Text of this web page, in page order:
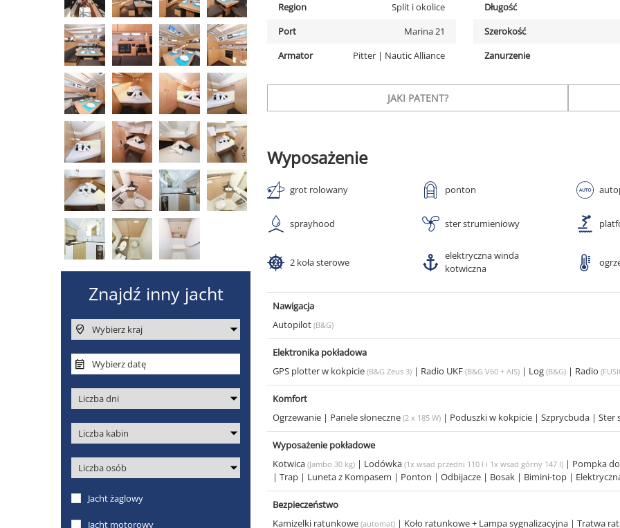
Region
Split i okolice
Port
Marina 21
Armator
Pitter | Nautic Alliance
Długość
Szerokość
Zanurzenie
JAKI PATENT?
Wyposażenie
grot rolowany ponton
sprayhood ster strumieniowy
2 koła sterowe
elektryczna winda
kotwiczna
Nawigacja
Autopilot (B&G)
Elektronika pokładowa
GPS plotter w kokpicie (B&G Zeus 3) | Radio UKF (B&G V60 + AIS) | Log (B&G) | Radio
Komfort
Ogrzewanie | Panele słoneczne (2 x 185 W) | Poduszki w kokpicie | Szprycbuda | Ster
Wyposażenie pokładowe
Kotwica (Jambo 30 kg) | Lodówka (1x wsad przedni 110 l i 1x wsad górny 147 l) | Pompka
| Trap | Luneta z Kompasem | Ponton | Odbijacze | Bosak | Bimini-top |
Bezpieczeństwo
Kamizelki ratunkowe (automat) | Koło ratunkowe + Lampa sygnalizacyjna | Tratwa